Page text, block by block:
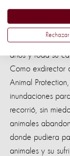
Protection hasta
Walsh trabajó
años y toda su
Como exdirector
Animal
inundaciones
recorrió, sin
animales
donde pudiera
animales y su
Rechazar